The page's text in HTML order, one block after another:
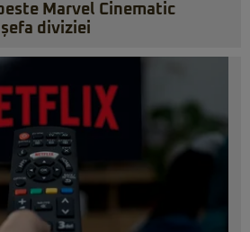
Marvel Cinematic
diviziei